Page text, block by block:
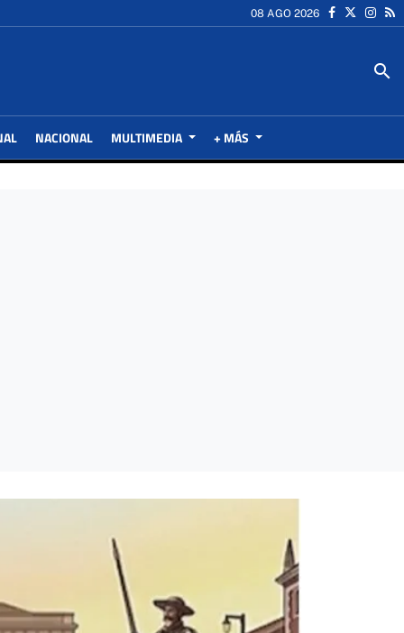
08 AGO 2026
search
NACIONAL MULTIMEDIA + MÁS